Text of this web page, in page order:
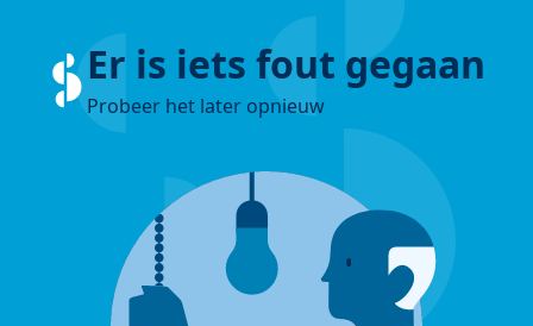
Er is iets fout gegaan
Probeer het later opnieuw